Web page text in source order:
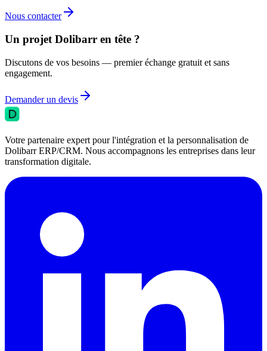
Nous contacter
Un projet Dolibarr en tête ?
Discutons de vos besoins — premier échange gratuit et sans
engagement.
Demander un devis
Votre partenaire expert pour l'intégration et la personnalisation de
Dolibarr ERP/CRM. Nous accompagnons les entreprises dans leur
transformation digitale.